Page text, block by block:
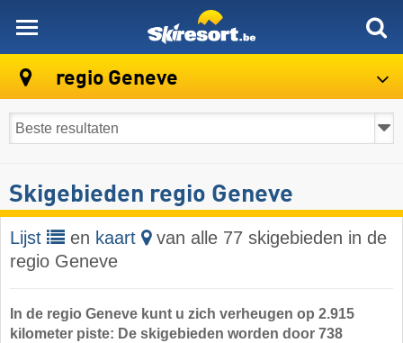
regio Geneve
Skigebieden regio Geneve
Lijst en kaart
van alle 77 skigebieden in de
regio Geneve
In de regio Geneve kunt u zich verheugen op 2.915
kilometer piste: De skigebieden worden door 738